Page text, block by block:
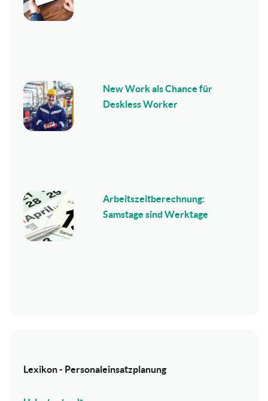
New Work als Chance für
Deskless Worker
Arbeitszeitberechnung:
Samstage sind Werktage
Lexikon - Personaleinsatzplanung